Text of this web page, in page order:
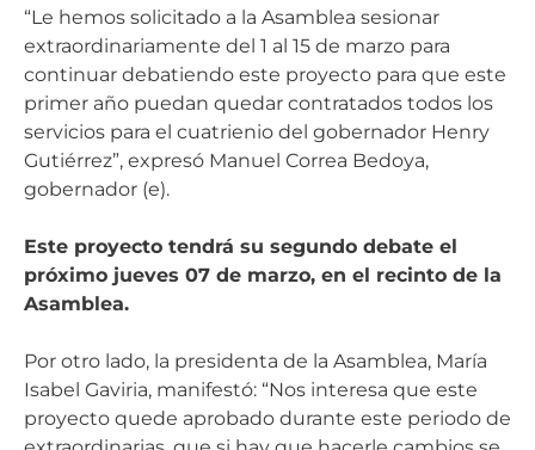
“Le hemos solicitado a la Asamblea sesionar
extraordinariamente del 1 al 15 de marzo para
continuar debatiendo este proyecto para que este
primer año puedan quedar contratados todos los
servicios para el cuatrienio del gobernador Henry
Gutiérrez”, expresó Manuel Correa Bedoya,
gobernador (e).
Este proyecto tendrá su segundo debate el
próximo jueves 07 de marzo, en el recinto de la
Asamblea.
Por otro lado, la presidenta de la Asamblea, María
Isabel Gaviria, manifestó: “Nos interesa que este
proyecto quede aprobado durante este periodo de